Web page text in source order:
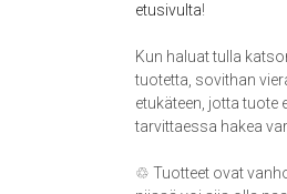
etusivulta!
Kun haluat tulla
tuotetta, sovithan
etukäteen, jotta tuote
tarvittaessa hakea
♲ Tuotteet ovat